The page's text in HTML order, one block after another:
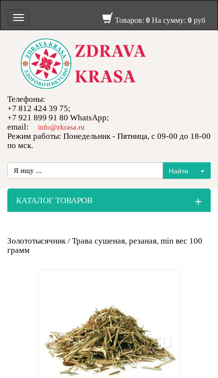
Товаров: 0 На сумму: 0 руб
Toggle
navigation
Телефоны:
+7 812 424 39 75;
+7 921 899 91 80 WhatsApp;
email:
info@zkrasa.ru
Режим работы: Понедельник - Пятница, с 09-00 до 18-00
по мск.
КАТАЛОГ ТОВАРОВ +
Золототысячник / Трава сушеная, резаная, min вес 100
грамм